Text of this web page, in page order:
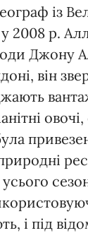
із
2008 р.
Джону
він
і під